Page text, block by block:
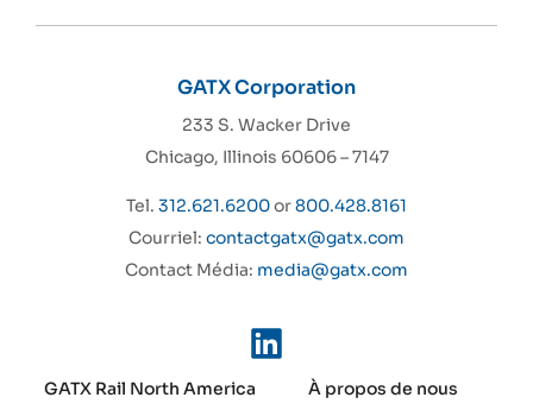
GATX Corporation
233 S. Wacker Drive
Chicago, Illinois 60606 – 7147
Tel. 312.621.6200or800.428.8161
Courriel: contactgatx@gatx.com
Contact Média: media@gatx.com
GATX Rail North America À propos de nous